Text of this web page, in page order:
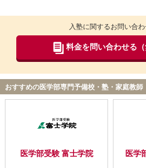
ど） 】
教室内は防音設備は整っており席数は十分
さんが座れる状況にあるようです。衛生面
料金はわりと高いですが、子どものためを
かと思い払いました。頑張りました。わか
うことはなかったです。
【良かった点（改善してほしい点） 】
この塾の先生の待機人数に満足しています
いってました。
入塾に関するお問い合
料金を問い合わせる（
おすすめの医学部専門予備校・塾・家庭教師
医学部受験 富士学院
医学